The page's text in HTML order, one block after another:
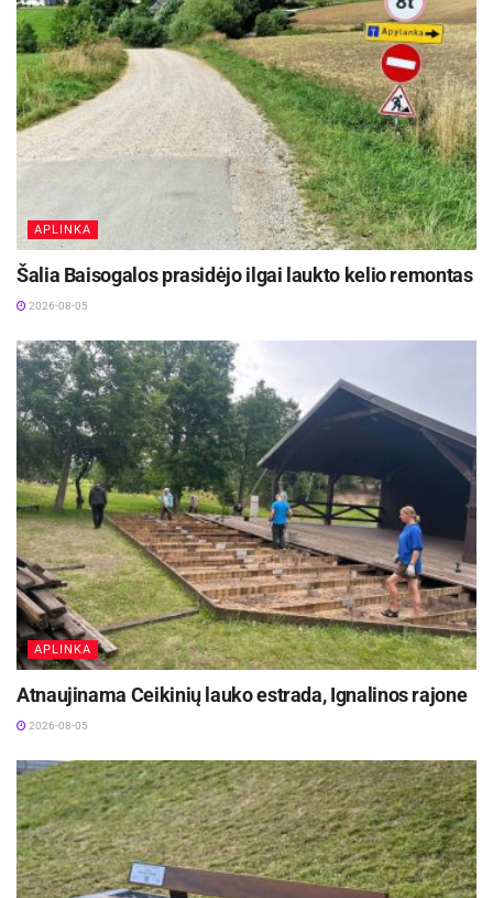
APLINKA
Šalia Baisogalos prasidėjo ilgai laukto kelio remontas
2026-08-05
APLINKA
Atnaujinama Ceikinių lauko estrada, Ignalinos rajone
2026-08-05